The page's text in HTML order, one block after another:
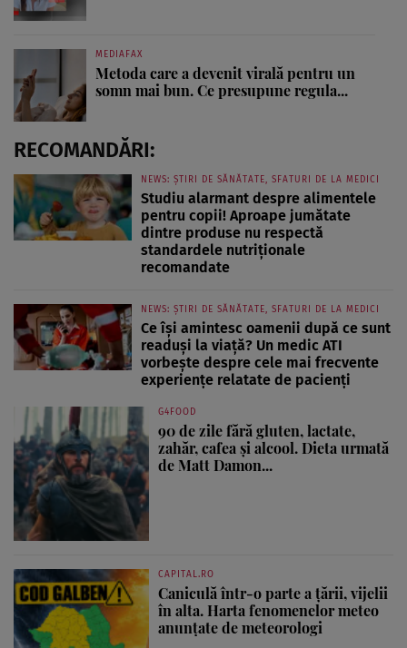
MEDIAFAX
Metoda care a devenit virală pentru un
somn mai bun. Ce presupune regula...
RECOMANDĂRI:
NEWS: ȘTIRI DE SĂNĂTATE, SFATURI DE LA MEDICI
Studiu alarmant despre alimentele
pentru copii! Aproape jumătate
dintre produse nu respectă
standardele nutriționale
recomandate
NEWS: ȘTIRI DE SĂNĂTATE, SFATURI DE LA MEDICI
Ce își amintesc oamenii după ce sunt
readuși la viață? Un medic ATI
vorbește despre cele mai frecvente
experiențe relatate de pacienți
G4FOOD
90 de zile fără gluten, lactate,
zahăr, cafea și alcool. Dieta urmată
de Matt Damon...
CAPITAL.RO
Caniculă într-o parte a țării, vijelii
în alta. Harta fenomenelor meteo
anunțate de meteorologi